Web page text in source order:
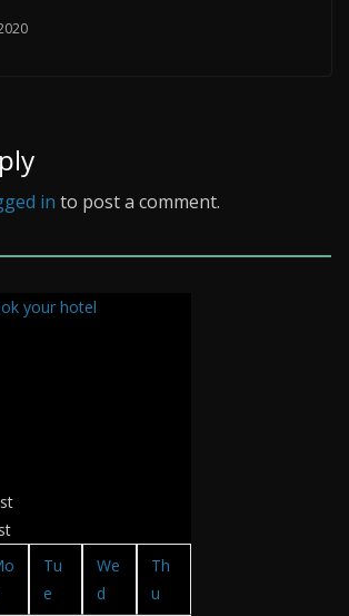
in to post a comment.
Tu
e
We
d
Th
u